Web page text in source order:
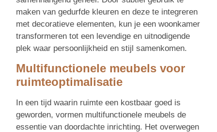
maken van gedurfde kleuren en deze te integreren
met decoratieve elementen, kun je een woonkamer
transformeren tot een levendige en uitnodigende
plek waar persoonlijkheid en stijl samenkomen.
Multifunctionele meubels voor
ruimteoptimalisatie
In een tijd waarin ruimte een kostbaar goed is
geworden, vormen multifunctionele meubels de
essentie van doordachte inrichting. Het overwegen